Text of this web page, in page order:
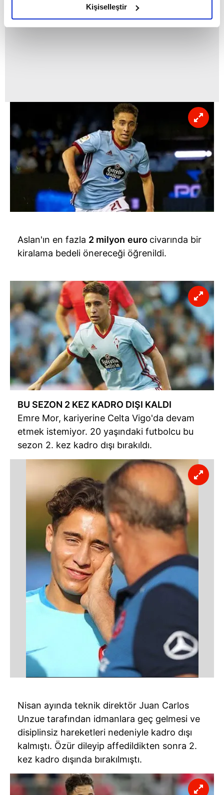
olduğunu ve sizlere en iyi içerikleri sunabilmek adına
elimizden gelen çabayı gösterdiğimizi ve bu noktada,
reklamların maliyetlerimizi karşılamak noktasında tek gelir
Sizlere daha iyi bir hizmet sunabilmek için İnternet
Sitemizde kendimize ve üçüncü kişilere ait çerezler
kullanılmaktadır. Bu çerezler vasıtasıyla çeşitli kişisel
verileriniz işlenmekte olup gerekli olan çerezler bilgi
toplumu hizmetlerinin sunulması amacıyla
kullanılmaktadır. Diğer çerezler, sitemizin daha işlevsel
kılınması ve kişiselleştirilmesi ve sizlere yönelik
reklam/pazarlama faaliyetlerinin yapılması, amaçlarıyla
sınırlı olarak açık rızanız dahilinde kullanılacaktır.
vasıtasıyla belirleyebilirsiniz. Çerezlere ilişkin detaylı bilgi
için Ayarlar butonuna tıklayabilir,Çerez Bilgilendirme
6698 sayılı Kişisel Verilerin Korunması Kanunu uyarınca
hazırlanmış Aydınlatma Metnimizi okumak ve sitemizde
ilgili mevzuata uygun olarak kullanılan çerezlerle ilgili bilgi
almak için lütfentıklayınız.
Kişiselleştir
Aslan'ın en fazla 2 milyon euro civarında bir
kiralama bedeli önereceği öğrenildi.
BU SEZON 2 KEZ KADRO DIŞI KALDI
Emre Mor, kariyerine Celta Vigo'da devam
etmek istemiyor. 20 yaşındaki futbolcu bu
sezon 2. kez kadro dışı bırakıldı.
Nisan ayında teknik direktör Juan Carlos
Unzue tarafından idmanlara geç gelmesi ve
disiplinsiz hareketleri nedeniyle kadro dışı
kalmıştı. Özür dileyip affedildikten sonra 2.
kez kadro dışında bırakılmıştı.